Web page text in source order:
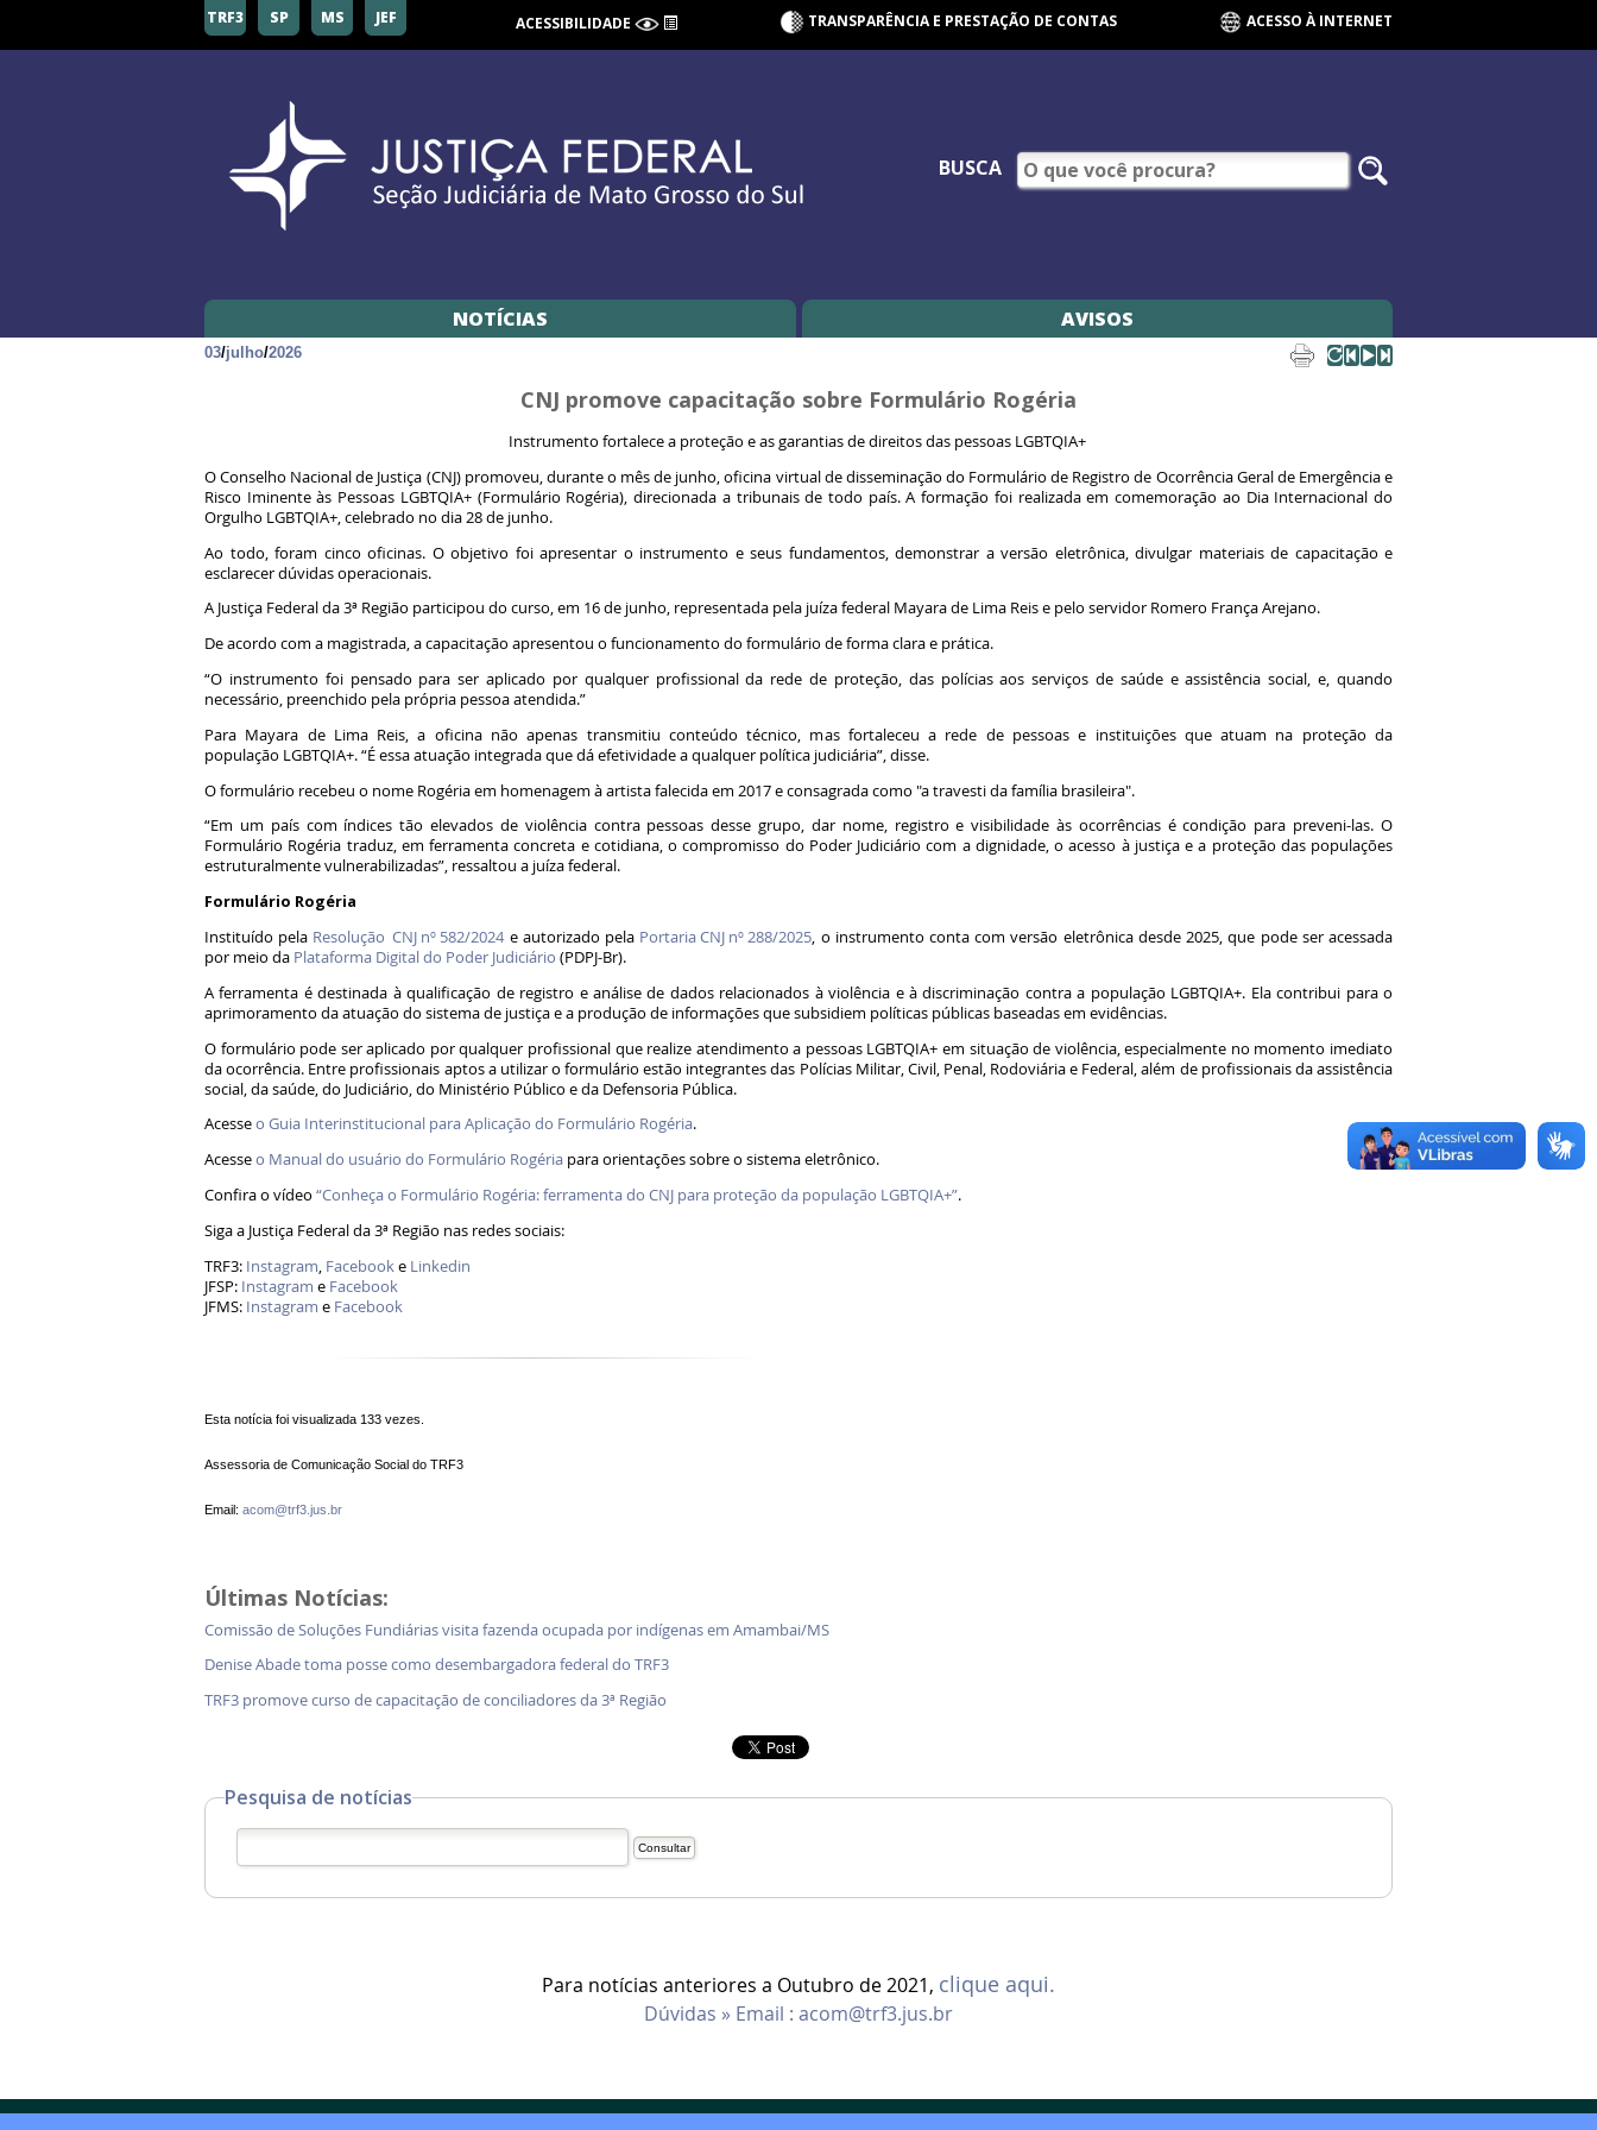
TRF3 SP MS JEF ACESSIBILIDADE TRANSPARÊNCIA E PRESTAÇÃO DE CONTAS ACESSO À INTERNET
BUSCA
NOTÍCIAS AVISOS
03/julho/2026
CNJ promove capacitação sobre Formulário Rogéria
Instrumento fortalece a proteção e as garantias de direitos das pessoas LGBTQIA+
O Conselho Nacional de Justiça (CNJ) promoveu, durante o mês de junho, oficina virtual de disseminação do Formulário de Registro de Ocorrência Geral de Emergência e
Risco Iminente às Pessoas LGBTQIA+ (Formulário Rogéria), direcionada a tribunais de todo país. A formação foi realizada em comemoração ao Dia Internacional do
Orgulho LGBTQIA+, celebrado no dia 28 de junho.
Ao todo, foram cinco oficinas. O objetivo foi apresentar o instrumento e seus fundamentos, demonstrar a versão eletrônica, divulgar materiais de capacitação e
esclarecer dúvidas operacionais.
A Justiça Federal da 3ª Região participou do curso, em 16 de junho, representada pela juíza federal Mayara de Lima Reis e pelo servidor Romero França Arejano.
De acordo com a magistrada, a capacitação apresentou o funcionamento do formulário de forma clara e prática.
“O instrumento foi pensado para ser aplicado por qualquer profissional da rede de proteção, das polícias aos serviços de saúde e assistência social, e, quando
necessário, preenchido pela própria pessoa atendida.”
Para Mayara de Lima Reis, a oficina não apenas transmitiu conteúdo técnico, mas fortaleceu a rede de pessoas e instituições que atuam na proteção da
população LGBTQIA+. “É essa atuação integrada que dá efetividade a qualquer política judiciária”, disse.
O formulário recebeu o nome Rogéria em homenagem à artista falecida em 2017 e consagrada como "a travesti da família brasileira".
“Em um país com índices tão elevados de violência contra pessoas desse grupo, dar nome, registro e visibilidade às ocorrências é condição para preveni-las. O
Formulário Rogéria traduz, em ferramenta concreta e cotidiana, o compromisso do Poder Judiciário com a dignidade, o acesso à justiça e a proteção das populações
estruturalmente vulnerabilizadas”, ressaltou a juíza federal.
Formulário Rogéria
Instituído pela Resolução CNJ nº 582/2024e autorizado pela Portaria CNJ nº 288/2025, o instrumento conta com versão eletrônica desde 2025, que pode ser acessada
por meio da Plataforma Digital do Poder Judiciário (PDPJ-Br).
A ferramenta é destinada à qualificação de registro e análise de dados relacionados à violência e à discriminação contra a população LGBTQIA+. Ela contribui para o
aprimoramento da atuação do sistema de justiça e a produção de informações que subsidiem políticas públicas baseadas em evidências.
O formulário pode ser aplicado por qualquer profissional que realize atendimento a pessoas LGBTQIA+ em situação de violência, especialmente no momento imediato
da ocorrência. Entre profissionais aptos a utilizar o formulário estão integrantes das Polícias Militar, Civil, Penal, Rodoviária e Federal, além de profissionais da assistência
social, da saúde, do Judiciário, do Ministério Público e da Defensoria Pública.
Acesseo Guia Interinstitucional para Aplicação do Formulário Rogéria.
Acesseo Manual do usuário do Formulário Rogéria para orientações sobre o sistema eletrônico.
Confira o vídeo “Conheça o Formulário Rogéria: ferramenta do CNJ para proteção da população LGBTQIA+”.
Siga a Justiça Federal da 3ª Região nas redes sociais:
TRF3: Instagram, Facebooke Linkedin
JFSP: Instagram e Facebook
JFMS: Instagram e Facebook
Esta notícia foi visualizada 133 vezes.
Assessoria de Comunicação Social do TRF3
Email: acom@trf3.jus.br
Últimas Notícias:
Comissão de Soluções Fundiárias visita fazenda ocupada por indígenas em Amambai/MS
Denise Abade toma posse como desembargadora federal do TRF3
TRF3 promove curso de capacitação de conciliadores da 3ª Região
Pesquisa de notícias
Para notícias anteriores a Outubro de 2021, clique aqui.
Dúvidas » Email : acom@trf3.jus.br